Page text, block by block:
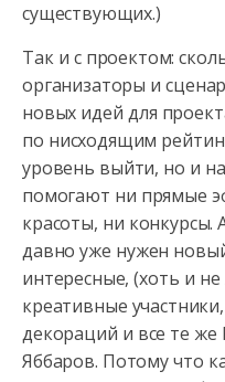
существующих.)
Так и с проектом:
организаторы и
новых идей для
по нисходящим
уровень выйти, но и
помогают ни прямые
красоты, ни конкурсы.
давно уже нужен
интересные, (хоть и
креативные
декораций и все те же
Яббаров. Потому что